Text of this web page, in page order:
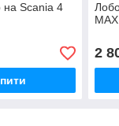
на Scania 4
2